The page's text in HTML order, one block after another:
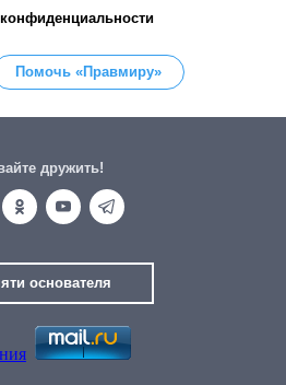
Помочь «Правмиру»
дружить!
основателя